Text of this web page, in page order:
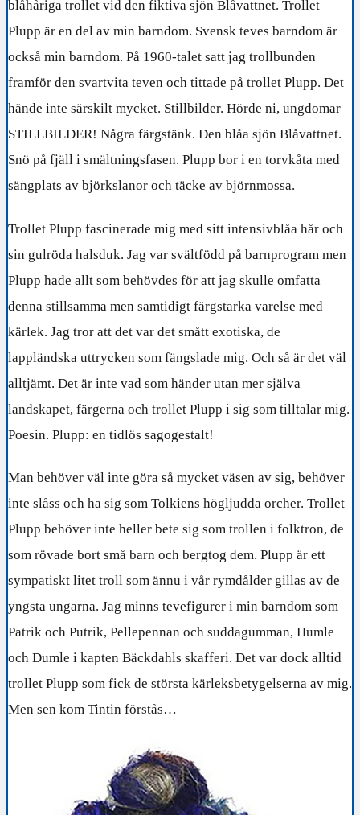
blåhåriga trollet vid den fiktiva sjön Blåvattnet. Trollet
Plupp är en del av min barndom. Svensk teves barndom är
också min barndom. På 1960-talet satt jag trollbunden
framför den svartvita teven och tittade på trollet Plupp. Det
hände inte särskilt mycket. Stillbilder. Hörde ni, ungdomar –
STILLBILDER! Några färgstänk. Den blåa sjön Blåvattnet.
Snö på fjäll i smältningsfasen. Plupp bor i en torvkåta med
sängplats av björkslanor och täcke av björnmossa.
Trollet Plupp fascinerade mig med sitt intensivblåa hår och
sin gulröda halsduk. Jag var svältfödd på barnprogram men
Plupp hade allt som behövdes för att jag skulle omfatta
denna stillsamma men samtidigt färgstarka varelse med
kärlek. Jag tror att det var det smått exotiska, de
lappländska uttrycken som fängslade mig. Och så är det väl
alltjämt. Det är inte vad som händer utan mer själva
landskapet, färgerna och trollet Plupp i sig som tilltalar mig.
Poesin. Plupp: en tidlös sagogestalt!
Man behöver väl inte göra så mycket väsen av sig, behöver
inte slåss och ha sig som Tolkiens högljudda orcher. Trollet
Plupp behöver inte heller bete sig som trollen i folktron, de
som rövade bort små barn och bergtog dem. Plupp är ett
sympatiskt litet troll som ännu i vår rymdålder gillas av de
yngsta ungarna. Jag minns tevefigurer i min barndom som
Patrik och Putrik, Pellepennan och suddagumman, Humle
och Dumle i kapten Bäckdahls skafferi. Det var dock alltid
trollet Plupp som fick de största kärleksbetygelserna av mig.
Men sen kom Tintin förstås…